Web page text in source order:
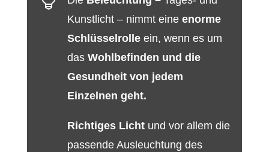
Kunstlicht – nimmt eineenorme
Schlüsselrolle ein, wenn es um
dasWohlbefinden und die
Gesundheit von jedem
Einzelnen geht.
Richtiges Lichtund vor allem die
passende Ausleuchtung des